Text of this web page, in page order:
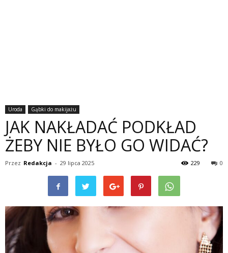
Uroda Gąbki do makijażu
JAK NAKŁADAĆ PODKŁAD
ŻEBY NIE BYŁO GO WIDAĆ?
Przez Redakcja - 29 lipca 2025 0
229